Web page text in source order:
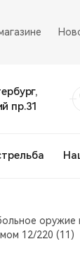
пр.31
оружие
12/220 (11)